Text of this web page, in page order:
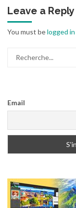
Leave a Reply
You must belogged in
Email